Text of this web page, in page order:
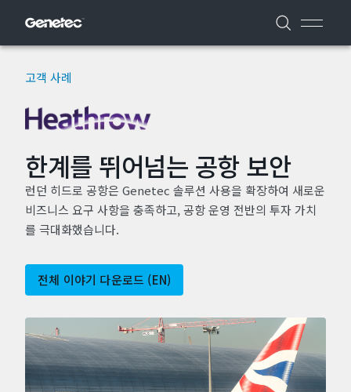
고객 사례
한계를 뛰어넘는 공항 보안
런던 히드로 공항은 Genetec 솔루션 사용을 확장하여 새로운
비즈니스 요구 사항을 충족하고, 공항 운영 전반의 투자 가치
를 극대화했습니다.
전체 이야기 다운로드 (EN)